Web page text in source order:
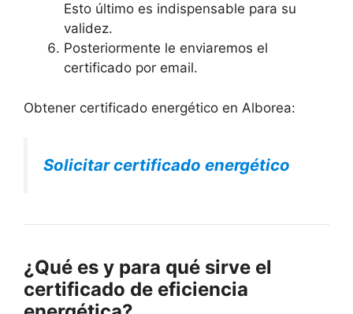
Esto último es indispensable para su
validez.
Posteriormente le enviaremos el
certificado por email.
Obtener certificado energético en Alborea:
Solicitar certificado energético
¿Qué es y para qué sirve el
certificado de eficiencia